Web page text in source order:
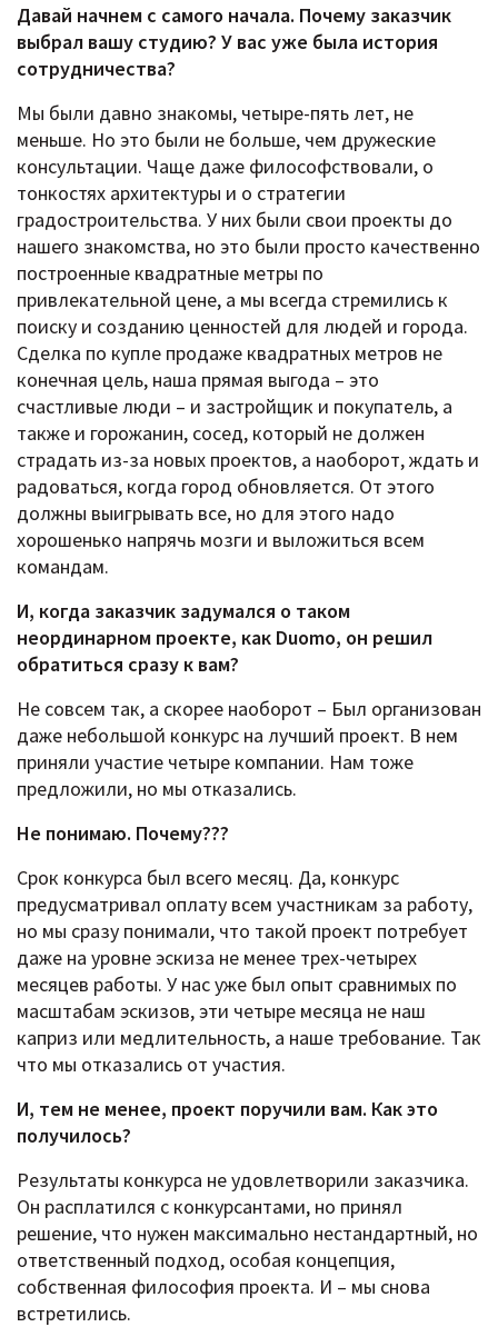
Давай начнем с самого начала. Почему заказчик
выбрал вашу студию? У вас уже была история
сотрудничества?
Мы были давно знакомы, четыре-пять лет, не
меньше. Но это были не больше, чем дружеские
консультации. Чаще даже философствовали, о
тонкостях архитектуры и о стратегии
градостроительства. У них были свои проекты до
нашего знакомства, но это были просто качественно
построенные квадратные метры по
привлекательной цене, а мы всегда стремились к
поиску и созданию ценностей для людей и города.
Сделка по купле продаже квадратных метров не
конечная цель, наша прямая выгода – это
счастливые люди – и застройщик и покупатель, а
также и горожанин, сосед, который не должен
страдать из-за новых проектов, а наоборот, ждать и
радоваться, когда город обновляется. От этого
должны выигрывать все, но для этого надо
хорошенько напрячь мозги и выложиться всем
командам.
И, когда заказчик задумался о таком
неординарном проекте, как Duomo, он решил
обратиться сразу к вам?
Не совсем так, а скорее наоборот – Был организован
даже небольшой конкурс на лучший проект. В нем
приняли участие четыре компании. Нам тоже
предложили, но мы отказались.
Не понимаю. Почему???
Срок конкурса был всего месяц. Да, конкурс
предусматривал оплату всем участникам за работу,
но мы сразу понимали, что такой проект потребует
даже на уровне эскиза не менее трех-четырех
месяцев работы. У нас уже был опыт сравнимых по
масштабам эскизов, эти четыре месяца не наш
каприз или медлительность, а наше требование. Так
что мы отказались от участия.
И, тем не менее, проект поручили вам. Как это
получилось?
Результаты конкурса не удовлетворили заказчика.
Он расплатился с конкурсантами, но принял
решение, что нужен максимально нестандартный, но
ответственный подход, особая концепция,
собственная философия проекта. И – мы снова
встретились.